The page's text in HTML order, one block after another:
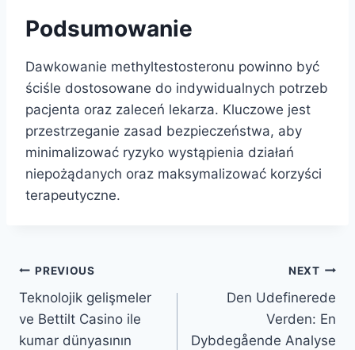
Podsumowanie
Dawkowanie methyltestosteronu powinno być
ściśle dostosowane do indywidualnych potrzeb
pacjenta oraz zaleceń lekarza. Kluczowe jest
przestrzeganie zasad bezpieczeństwa, aby
minimalizować ryzyko wystąpienia działań
niepożądanych oraz maksymalizować korzyści
terapeutyczne.
PREVIOUS
Teknolojik gelişmeler
ve Bettilt Casino ile
kumar dünyasının
NEXT
Den Udefinerede
Verden: En
Dybdegående Analyse